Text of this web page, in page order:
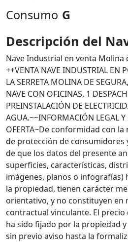
Consumo G
Descripción del
Nave Industrial en venta Molina
++VENTA NAVE INDUSTRIAL EN
LA SERRETA MOLINA DE
NAVE CON OFICINAS, 1
PREINSTALACIÓN DE
AGUA.~~INFORMACIÓN LEGAL
OFERTA~De conformidad con
de protección de consumidores
de que los datos del presente
superficies, características,
imágenes, planos o
la propiedad, tienen carácter
orientativo, y no constituyen en
contractual vinculante. El
ha sido fijado por la propiedad
sin previo aviso hasta la